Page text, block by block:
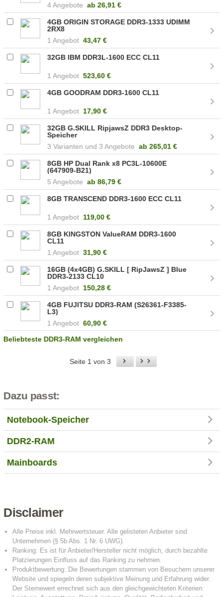
4 Angebote ab 26,91 €
4GB ORIGIN STORAGE DDR3-1333 UDIMM
2RX8
1 Angebot 43,47 €
32GB IBM DDR3L-1600 ECC CL11
1 Angebot 523,60 €
4GB GOODRAM DDR3-1600 CL11
1 Angebot 17,90 €
32GB G.SKILL RipjawsZ DDR3 Desktop-
Speicher
3
3 Angebote ab 265,01 €
8GB HP Dual Rank x8 PC3L-10600E
(647909-B21)
5 Angebote ab 86,79 €
8GB TRANSCEND DDR3-1600 ECC CL11
1 Angebot 119,00 €
8GB KINGSTON ValueRAM DDR3-1600
CL11
1 Angebot 31,90 €
16GB (4x4GB) G.SKILL [ RipJawsZ ] Blue
DDR3-2133 CL10
1 Angebot 150,28 €
4GB FUJITSU DDR3-RAM (S26361-F3385-
L3)
1 Angebot 60,90 €
Beliebteste DDR3-RAM vergleichen
Seite 1 von 3
Dazu passt:
Notebook-Speicher
DDR2-RAM
Mainboards
Disclaimer